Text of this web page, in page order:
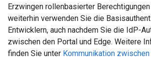
Erzwingen rollenbasierter
weiterhin verwenden Sie die
Entwicklern, auch nachdem Sie die IdP-
zwischen den Portal und Edge. Weitere
finden Sie unter Kommunikation